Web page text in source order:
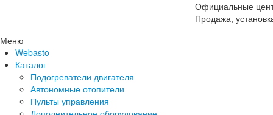
Официальные
Продажа,
Меню
Webasto
Каталог
Подогреватели двигателя
Автономные отопители
Пульты управления